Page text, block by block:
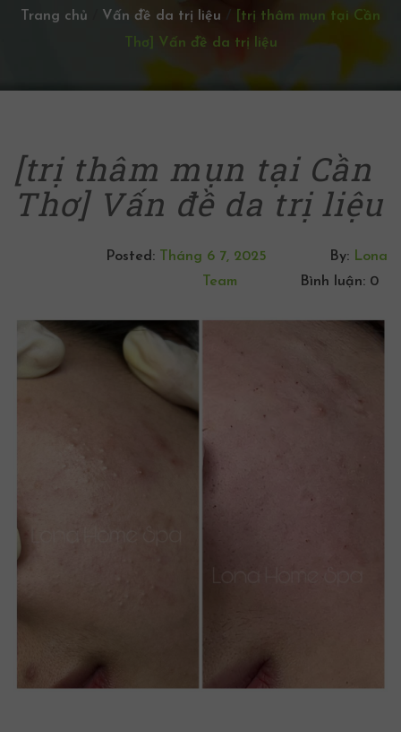
Trang chủ Vấn đề da trị liệu
[trị thâm mụn tại Cần
Thơ] Vấn đề da trị liệu
[trị thâm mụn tại Cần
Thơ] Vấn đề da trị liệu
Posted: Tháng 6 7, 2025 By: Lona
Team
Bình luận: 0